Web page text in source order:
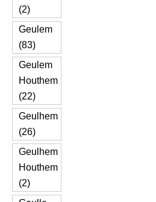
(2)
Geulem
(83)
Geulem
Houthem
(22)
Geulhem
(26)
Geulhem
Houthem
(2)